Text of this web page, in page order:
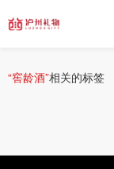
“窖龄酒”相关的标签